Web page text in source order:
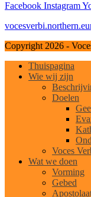
Facebook Instagram
Copyright 2026 -
Thuispagina
Wie wij zijn
Doelen
Voces
Wat we doen
Vorming
Gebed